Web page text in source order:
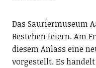
Das Sauriermuseum
Bestehen feiern. Am
diesem Anlass eine
vorgestellt. Es